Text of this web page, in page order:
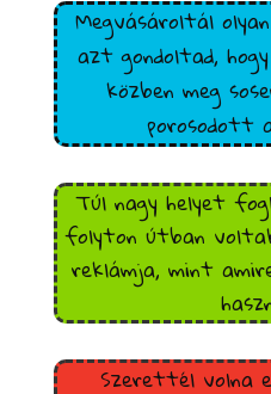
Megvásároltál
azt gondoltad,
közben meg
porosodott
Túl nagy helyet
folyton útban
reklámja, mint
Szerettél volna